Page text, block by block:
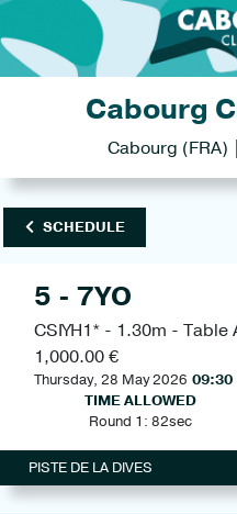
Cabourg
Cabourg (FRA)
SCHEDULE
5 - 7YO
CSIYH1* - 1.30m -
1,000.00 €
Thursday, 28 May 2026 09:30
TIME ALLOWED
Round 1: 82sec
PISTE DE LA DIVES